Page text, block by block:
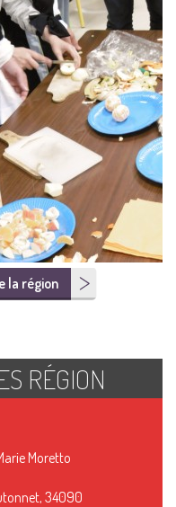
la région
RÉGION
Moretto
34090